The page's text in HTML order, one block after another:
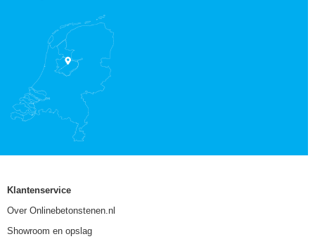
Klantenservice
Over Onlinebetonstenen.nl
Showroom en opslag